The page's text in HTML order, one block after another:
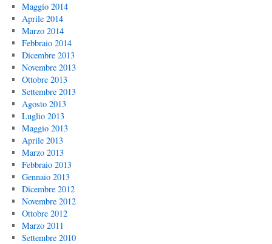
Maggio 2014
Aprile 2014
Marzo 2014
Febbraio 2014
Dicembre 2013
Novembre 2013
Ottobre 2013
Settembre 2013
Agosto 2013
Luglio 2013
Maggio 2013
Aprile 2013
Marzo 2013
Febbraio 2013
Gennaio 2013
Dicembre 2012
Novembre 2012
Ottobre 2012
Marzo 2011
Settembre 2010